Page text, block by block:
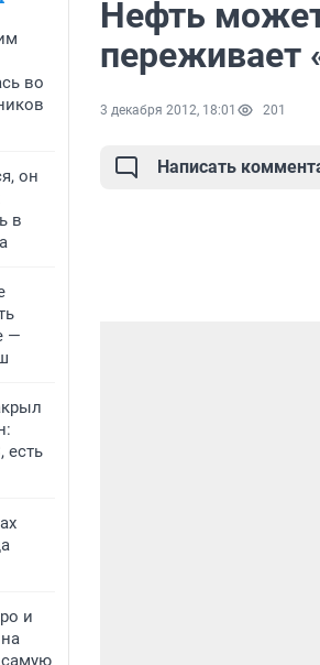
во
он
в
—
есть
и
Нефть
переживает
3 декабря 2012, 18:01 201
Написать